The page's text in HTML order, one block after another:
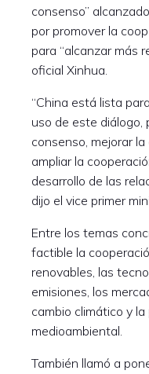
consenso”
por promover la
para “alcanzar más
oficial Xinhua.
“China está lista
uso de este diálogo,
consenso, mejorar
ampliar la
desarrollo de las
dijo el vice primer
Entre los temas
factible la
renovables, las
emisiones, los
cambio climático y
medioambiental.
También llamó a